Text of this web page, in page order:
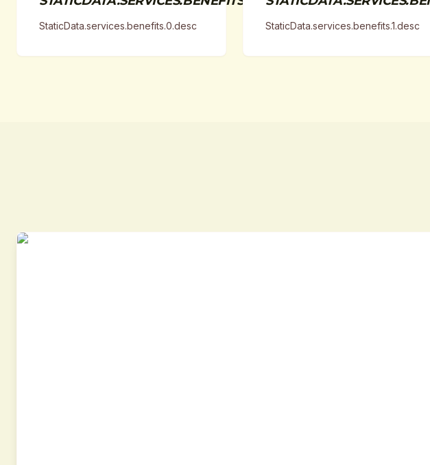
StaticData.services.benefits.0.desc StaticData.services.benefits.1.desc